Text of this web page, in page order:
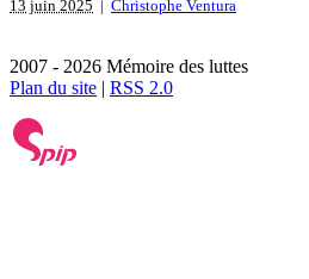
13 juin 2025 | Christophe Ventura
2007 - 2026 Mémoire des luttes
Plan du site | RSS 2.0